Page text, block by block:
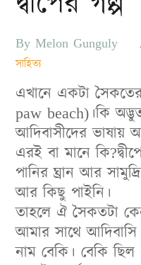
ByMelon Gunguly
সাহিত্য
এখানে একটা
paw beach)।কি
আদিবাসীদের ভাষায়
এরই বা মানে
পানির ঘ্রান আর
আর কিছু পাইনি।
তাহলে ঐ সৈকতটা
আমার সাথে
নাম বেকি। বেকি ছিল